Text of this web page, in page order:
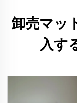
卸売マッ
入す